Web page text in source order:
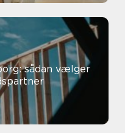
sådan vælger